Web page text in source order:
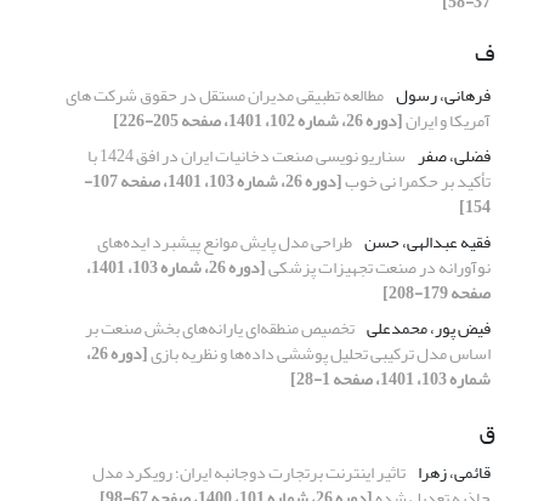
ف
فرهانی، رسول مطالعه تطبیقی مدیران مستقل در حقوق شرکت های
آمریکا و ایران[دوره 26، شماره 102، 1401، صفحه 205-226]
فضلی، صفر
سناریو نویسی صنعت دخانیات ایران در افق 1424 با
تأکید بر حکمرا نی خوب [دوره 26، شماره 103، 1401، صفحه 107-
154]
فقیه عبدالهی، حسن طراحی مدل پایش موانع پیشبرد ایده‌های
نوآورانه در صنعت تجهیزات پزشکی [دوره 26، شماره 103، 1401،
صفحه 179-208]
فیض پور، محمدعلی تخصیص منطقه‌ای یارانه‌های بخش صنعت بر
اساس مدل ترکیبی تحلیل پوششی داده‌ها و نظریه بازی [دوره 26،
شماره 103، 1401، صفحه 1-28]
ق
قائمی، زهرا تاثیر اینترنت برتجارت دوجانبه ایران؛ رویکرد مدل